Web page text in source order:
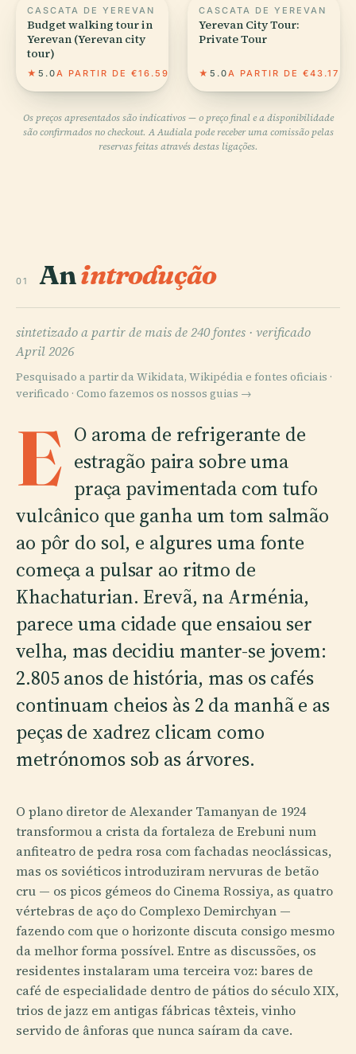
CASCATA DE YEREVAN
Budget walking tour in
Yerevan (Yerevan city
tour)
★ 5.0A PARTIR DE €16.59
CASCATA DE YEREVAN
Yerevan City Tour:
Private Tour
★ 5.0A PARTIR DE €43.17
Os preços apresentados são indicativos — o preço final e a disponibilidade
são confirmados no checkout. A Audiala pode receber uma comissão pelas
reservas feitas através destas ligações.
01 Anintrodução
sintetizado a partir de mais de 240 fontes · verificado
April 2026
Pesquisado a partir da Wikidata, Wikipédia e fontes oficiais ·
verificado · Como fazemos os nossos guias →
E O aroma de refrigerante de
estragão paira sobre uma
praça pavimentada com tufo
vulcânico que ganha um tom salmão
ao pôr do sol, e algures uma fonte
começa a pulsar ao ritmo de
Khachaturian. Erevã, na Arménia,
parece uma cidade que ensaiou ser
velha, mas decidiu manter-se jovem:
2.805 anos de história, mas os cafés
continuam cheios às 2 da manhã e as
peças de xadrez clicam como
metrónomos sob as árvores.
O plano diretor de Alexander Tamanyan de 1924
transformou a crista da fortaleza de Erebuni num
anfiteatro de pedra rosa com fachadas neoclássicas,
mas os soviéticos introduziram nervuras de betão
cru — os picos gémeos do Cinema Rossiya, as quatro
vértebras de aço do Complexo Demirchyan —
fazendo com que o horizonte discuta consigo mesmo
da melhor forma possível. Entre as discussões, os
residentes instalaram uma terceira voz: bares de
café de especialidade dentro de pátios do século XIX,
trios de jazz em antigas fábricas têxteis, vinho
servido de ânforas que nunca saíram da cave.